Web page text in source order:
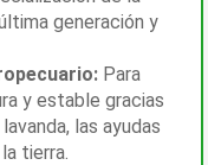
generación y
Para
y estable gracias
las ayudas
tierra.